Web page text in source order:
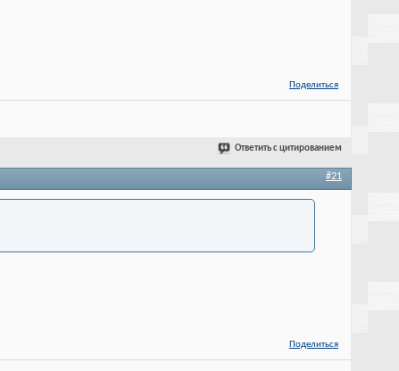
Поделиться
Ответить с цитированием
#21
Поделиться